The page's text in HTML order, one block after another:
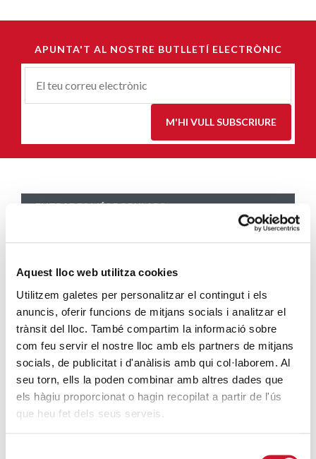
Aquest lloc web utilitza cookies
Utilitzem galetes per personalitzar el contingut i els
anuncis, oferir funcions de mitjans socials i analitzar el
trànsit del lloc. També compartim la informació sobre
com feu servir el nostre lloc amb els partners de mitjans
socials, de publicitat i d'anàlisis amb qui col·laborem. Al
seu torn, ells la poden combinar amb altres dades que
els hàgiu proporcionat o hagin recopilat a partir de l'ús
que heu fet dels seus serveis.
APUNTA'T AL NOSTRE BUTLLETÍ ELECTRÒNIC
Correu-
M'HI VULL SUBSCRIURE
ENTRADES MÉS POPULARS
Càritas adequa la seva acció social a les
pel COVID-19
SEGUEIX LLEGINT
Descarrega’t el manual de la corona
d’Advent
SEGUEIX LLEGINT
Descarrega’t el «Qui és qui?, en el portal de